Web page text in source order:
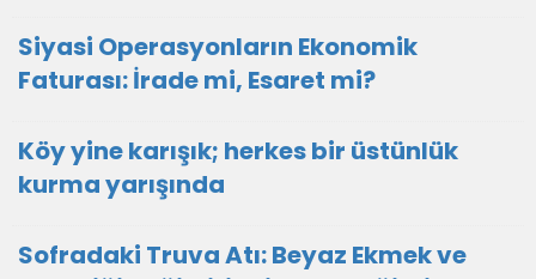
Siyasi Operasyonların Ekonomik
Faturası: İrade mi, Esaret mi?
Köy yine karışık; herkes bir üstünlük
kurma yarışında
Sofradaki Truva Atı: Beyaz Ekmek ve